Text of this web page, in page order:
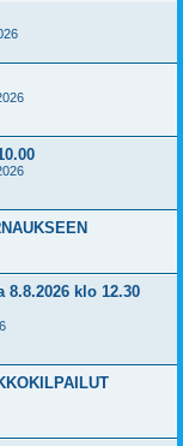
klo 12.30